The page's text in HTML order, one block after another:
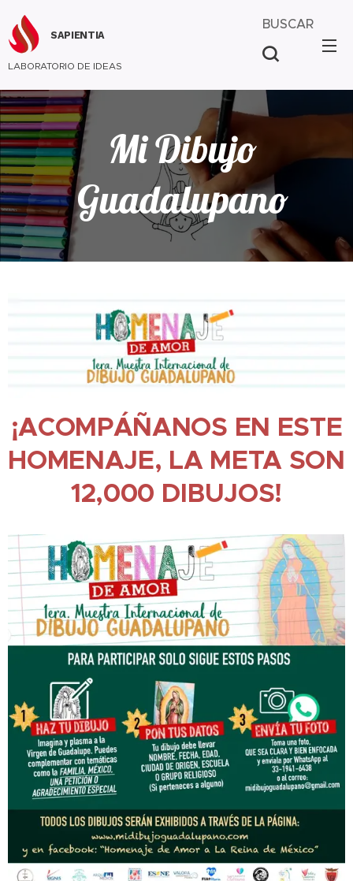
SAPIENTIA
LABORATORIO DE IDEAS
BUSCAR
Mi Dibujo
Guadalupano
¡ACOMPÁÑANOS EN ESTE
HOMENAJE, LA META SON
12,000 DIBUJOS!